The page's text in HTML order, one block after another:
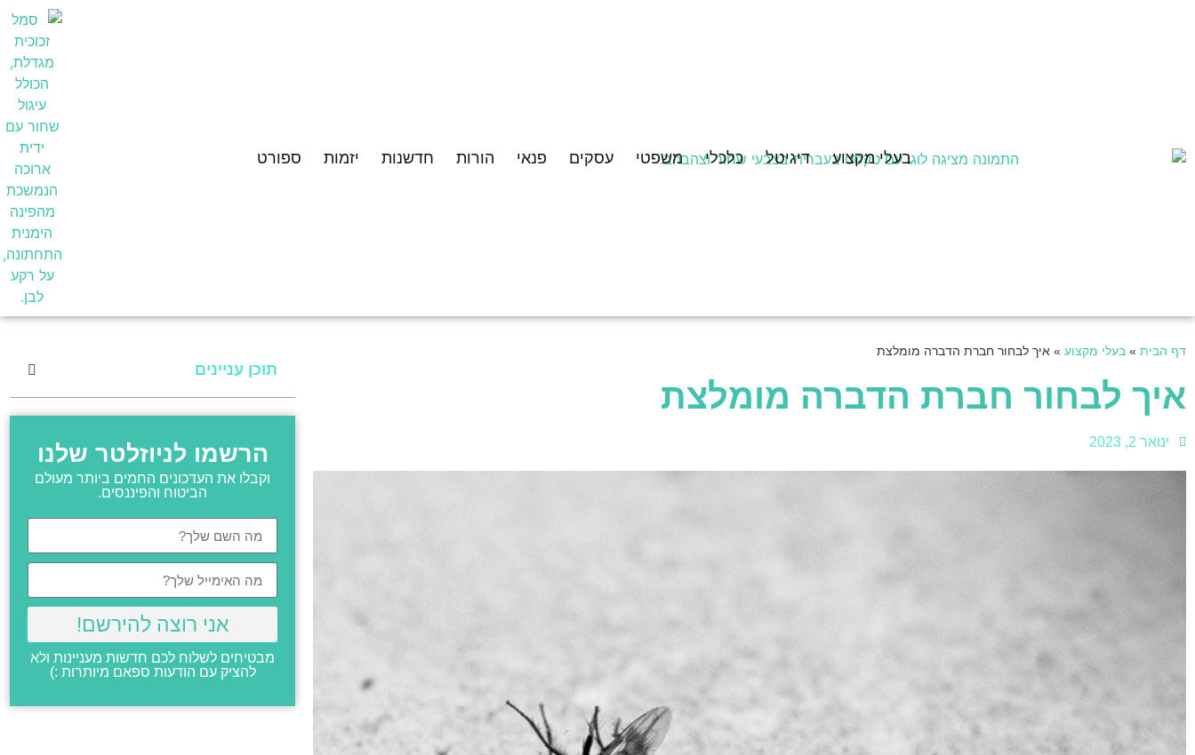
בעלי מקצוע דיגיטל כלכלי משפטי עסקים פנאי הורות חדשנות יזמות ספורט
דף הבית » בעלי מקצוע » איך לבחור חברת הדברה מומלצת
איך לבחור חברת הדברה מומלצת
ינואר 2, 2023
תוכן עניינים
הרשמו לניוזלטר שלנו
וקבלו את העדכונים החמים ביותר מעולם
הביטוח והפיננסים.
אני רוצה להירשם!
מבטיחים לשלוח לכם חדשות מעניינות ולא
להציק עם הודעות ספאם מיותרות :)